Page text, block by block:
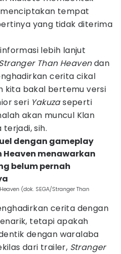
menciptakan tempat
yang tidak diterima
lebih lanjut
Than Heavendan
cerita cikal
kita bakal bertemu versi
seri Yakuzaseperti
akan muncul Klan
terjadi, sih.
dengan gameplay
menawarkan
belum pernah
(dok. SEGA/Stranger Than
cerita dengan
tetapi apakah
dengan waralaba
dari trailer, Stranger